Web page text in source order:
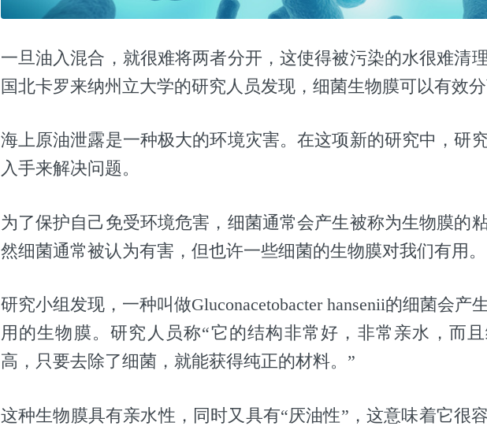
一旦油入混合，就很难将两者分开，这使得被污染的水很难清
国北卡罗来纳州立大学的研究人员发现，细菌生物膜可以有效分
海上原油泄露是一种极大的环境灾害。在这项新的研究中，研
入手来解决问题。
为了保护自己免受环境危害，细菌通常会产生被称为生物膜的
然细菌通常被认为有害，但也许一些细菌的生物膜对我们有用。
研究小组发现，一种叫做Gluconacetobacter hansenii的细菌会产
用的生物膜。研究人员称“它的结构非常好，非常亲水，而
高，只要去除了细菌，就能获得纯正的材料。”
这种生物膜具有亲水性，同时又具有“厌油性”，这意味着它很